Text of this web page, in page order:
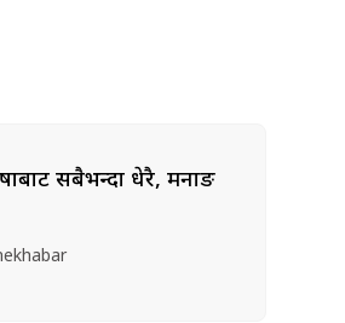
सबैभन्दा धेरै, मनाङ